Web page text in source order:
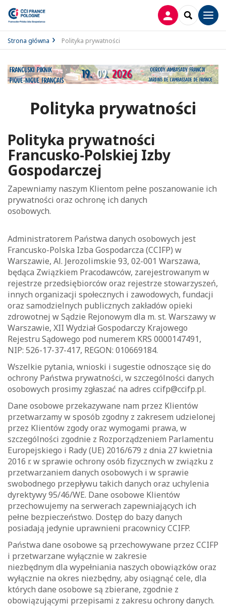
LOGOWANIE
SEARCH
Strona główna Polityka prywatności
Polityka prywatności
Polityka prywatności
Francusko-Polskiej Izby
Gospodarczej
Zapewniamy naszym Klientom pełne poszanowanie ich
prywatności oraz ochronę ich danych
osobowych.
Administratorem Państwa danych osobowych jest
Francusko-Polska Izba Gospodarcza (CCIFP) w
Warszawie, Al. Jerozolimskie 93, 02-001 Warszawa,
będąca Związkiem Pracodawców, zarejestrowanym w
rejestrze przedsiębiorców oraz rejestrze stowarzyszeń,
innych organizacji społecznych i zawodowych, fundacji
oraz samodzielnych publicznych zakładów opieki
zdrowotnej w Sądzie Rejonowym dla m. st. Warszawy w
Warszawie, XII Wydział Gospodarczy Krajowego
Rejestru Sądowego pod numerem KRS 0000147491,
NIP: 526-17-37-417, REGON: 010669184.
Wszelkie pytania, wnioski i sugestie odnoszące się do
ochrony Państwa prywatności, w szczególności danych
osobowych prosimy zgłaszać na adres ccifp@ccifp.pl.
Dane osobowe przekazywane nam przez Klientów
przetwarzamy w sposób zgodny z zakresem udzielonej
przez Klientów zgody oraz wymogami prawa, w
szczególności zgodnie z Rozporządzeniem Parlamentu
Europejskiego i Rady (UE) 2016/679 z dnia 27 kwietnia
2016 r. w sprawie ochrony osób fizycznych w związku z
przetwarzaniem danych osobowych i w sprawie
swobodnego przepływu takich danych oraz uchylenia
dyrektywy 95/46/WE. Dane osobowe Klientów
przechowujemy na serwerach zapewniających ich
pełne bezpieczeństwo. Dostęp do bazy danych
posiadają jedynie uprawnieni pracownicy CCIFP.
Państwa dane osobowe są przechowywane przez CCIFP
i przetwarzane wyłącznie w zakresie
niezbędnym dla wypełniania naszych obowiązków oraz
wyłącznie na okres niezbędny, aby osiągnąć cele, dla
których dane osobowe są zbierane, zgodnie z
obowiązującymi przepisami z zakresu ochrony danych.